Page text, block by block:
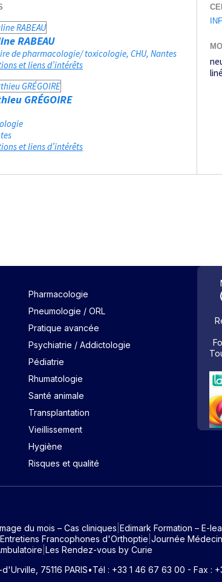
RABEAU
de pharmacologie/ toxicologie, CHU Nantes
et liens d’intérêts
GRÉGOIRE
et liens d’intérêts
Pharmacologie
Pneumologie / ORL
Pratique avancée
Psychiatrie / Addictologie
Pédiatrie
Rhumatologie
Santé animale
Transplantation
Vieillissement
Hygiène
Risques et qualité
du mois – Cas cliniques Edimark Formation – E-
Entretiens Francophones d'Orthoptie Journée
Les Rendez-vous by Curie
75116 PARIS•Tél : +33 1 46 67 63 00 - Fax :